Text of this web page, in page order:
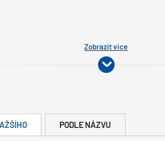
Zobrazit více
PODLE NÁZVU